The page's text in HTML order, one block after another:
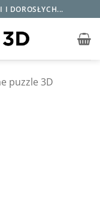
I DOROSŁYCH...
puzzle 3D